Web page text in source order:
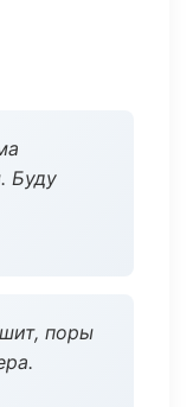
Буду
поры